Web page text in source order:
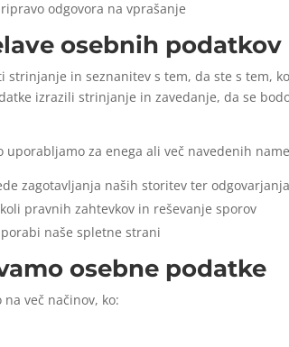
odgovora na vprašanje
osebnih podatkov
strinjanje in seznanitev s tem, da ste s tem,
izrazili strinjanje in zavedanje, da se
uporabljamo za enega ali več navedenih
zagotavljanja naših storitev ter
pravnih zahtevkov in reševanje sporov
naše spletne strani
osebne podatke
več načinov, ko: